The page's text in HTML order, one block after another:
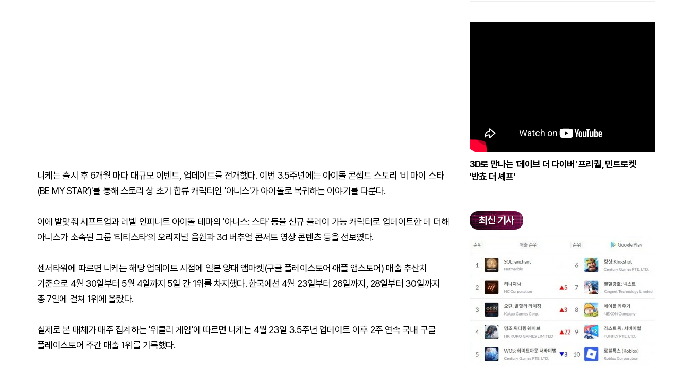
니케는 출시 후 6개월 마다 대규모 이벤트, 업데이트를 전개했다. 이번 3.5주년에는 아이돌 콘셉트 스토리 '비 마이 스타
(BE MY STAR’)'를 통해 스토리 상 초기 합류 캐릭터인 '아니스'가 아이돌로 복귀하는 이야기를 다룬다.
이에 발맞춰 시프트업과 레벨 인피니트 아이돌 테마의 '아니스: 스타' 등을 신규 플레이 가능 캐릭터로 업데이트한 데 더해
아니스가 소속된 그룹 '티티스타'의 오리지널 음원과 3d 버추얼 콘서트 영상 콘텐츠 등을 선보였다.
센서타워에 따르면 니케는 해당 업데이트 시점에 일본 양대 앱마켓(구글 플레이스토어·애플 앱스토어) 매출 추산치
기준으로 4월 30일부터 5월 4일까지 5일 간 1위를 차지했다. 한국에선 4월 23일부터 26일까지, 28일부터 30일까지
총 7일에 걸쳐 1위에 올랐다.
실제로 본 매체가 매주 집계하는 '위클리 게임'에 따르면 니케는 4월 23일 3.5주년 업데이트 이후 2주 연속 국내 구글
플레이스토어 주간 매출 1위를 기록했다.
3D로 만나는 '데이브 더 다이버' 프리퀄, 민트로켓
'반쵸 더 셰프'
최신 기사